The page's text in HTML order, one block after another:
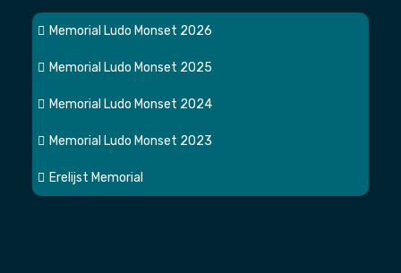
Memorial Ludo Monset 2026
Memorial Ludo Monset 2025
Memorial Ludo Monset 2024
Memorial Ludo Monset 2023
Erelijst Memorial